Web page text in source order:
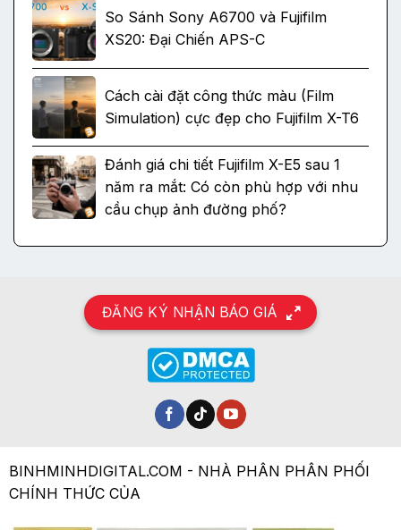
So Sánh Sony A6700 và Fujifilm
XS20: Đại Chiến APS-C
Cách cài đặt công thức màu (Film
Simulation) cực đẹp cho Fujifilm X-T6
Đánh giá chi tiết Fujifilm X-E5 sau 1
năm ra mắt: Có còn phù hợp với nhu
cầu chụp ảnh đường phố?
ĐĂNG KÝ NHẬN BÁO GIÁ
BINHMINHDIGITAL.COM - NHÀ PHÂN PHÂN PHỐI
CHÍNH THỨC CỦA